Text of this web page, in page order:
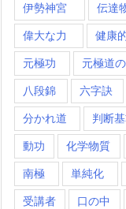
伊勢神宮 伝達
偉大な力 健康
元極功 元極道
八段錦 六字訣
分かれ道 判断
動功 化学物質
南極 単純化
受講者 口の中